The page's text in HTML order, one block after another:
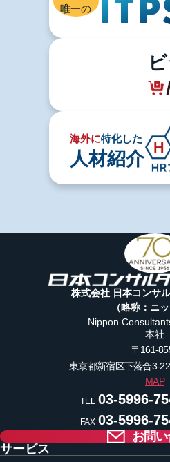
唯一の
海外に特化した
人材紹介
株式会社 日本コンサ
（略称：ニッ
Nippon
本社
〒161-
東京都新宿区下落合3-
MAP
TEL 03-5996-
FAX 03-5996-
お問
サービス